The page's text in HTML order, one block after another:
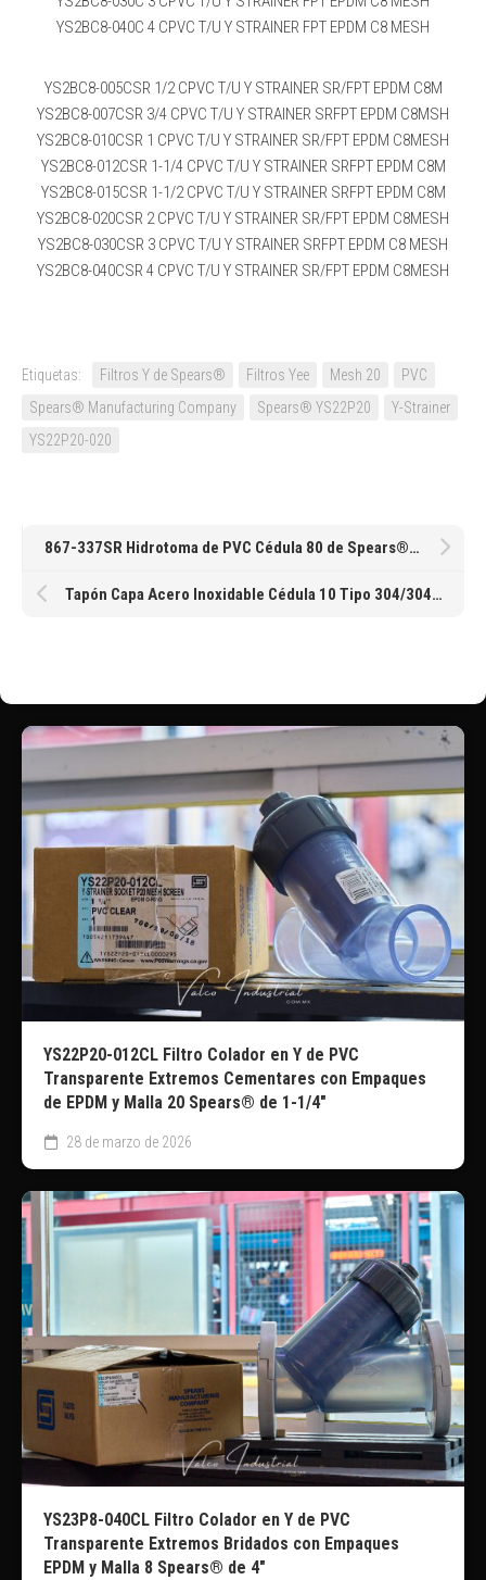
YS2BC8-040C 4 CPVC T/U Y STRAINER FPT EPDM C8 MESH
YS2BC8-005CSR 1/2 CPVC T/U Y STRAINER SR/FPT EPDM C8M
YS2BC8-007CSR 3/4 CPVC T/U Y STRAINER SRFPT EPDM C8MSH
YS2BC8-010CSR 1 CPVC T/U Y STRAINER SR/FPT EPDM C8MESH
YS2BC8-012CSR 1-1/4 CPVC T/U Y STRAINER SRFPT EPDM C8M
YS2BC8-015CSR 1-1/2 CPVC T/U Y STRAINER SRFPT EPDM C8M
YS2BC8-020CSR 2 CPVC T/U Y STRAINER SR/FPT EPDM C8MESH
YS2BC8-030CSR 3 CPVC T/U Y STRAINER SRFPT EPDM C8 MESH
YS2BC8-040CSR 4 CPVC T/U Y STRAINER SR/FPT EPDM C8MESH
Etiquetas: Filtros Y de Spears® Filtros Yee Mesh 20
PVC
Spears® Manufacturing Company
Spears® YS22P20
Y-Strainer
YS22P20-020
867-337SR Hidrotoma de PVC Cédula 80 de Spears® EPDM con salida roscada SR de 3 X 1-1/2″
Tapón Capa Acero Inoxidable Cédula 10 Tipo 304/304L Soldable de 203MM 8″
YS22P20-012CL Filtro Colador en Y de PVC
Transparente Extremos Cementares con Empaques
de EPDM y Malla 20 Spears® de 1-1/4″
28 de marzo de 2026
YS23P8-040CL Filtro Colador en Y de PVC
Transparente Extremos Bridados con Empaques
EPDM y Malla 8 Spears® de 4″